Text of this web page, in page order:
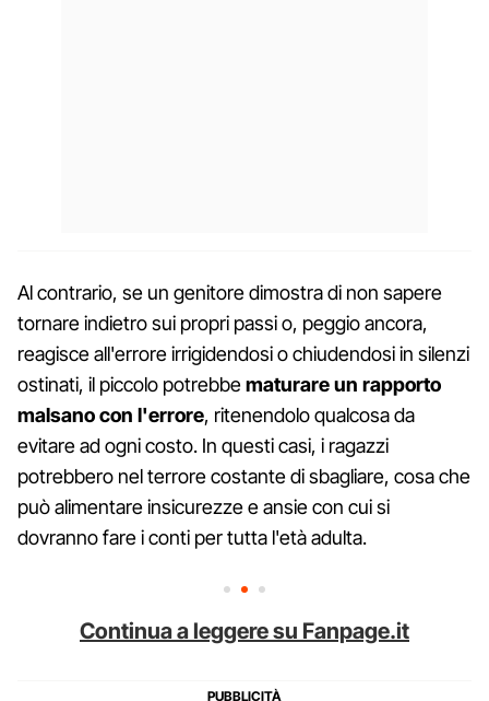
Al contrario, se un genitore dimostra di non sapere
tornare indietro sui propri passi o, peggio ancora,
reagisce all'errore irrigidendosi o chiudendosi in silenzi
ostinati, il piccolo potrebbematurare un rapporto
malsano con l'errore, ritenendolo qualcosa da
evitare ad ogni costo. In questi casi, i ragazzi
potrebbero nel terrore costante di sbagliare, cosa che
può alimentare insicurezze e ansie con cui si
dovranno fare i conti per tutta l'età adulta.
Continua a leggere su Fanpage.it